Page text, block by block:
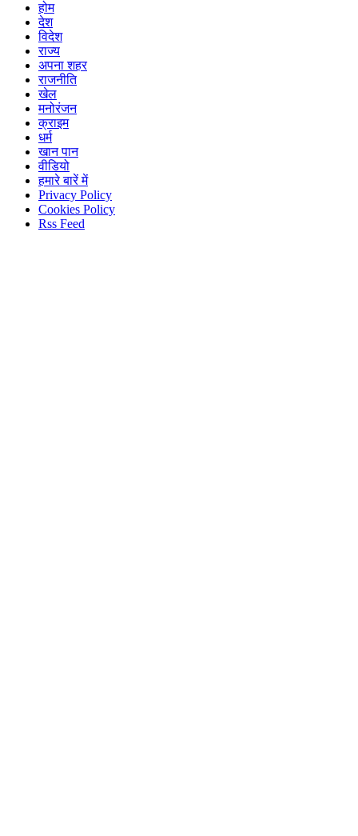
होम
देश
विदेश
राज्य
अपना शहर
राजनीति
खेल
मनोरंजन
क्राइम
धर्म
खान पान
वीडियो
हमारे बारें में
Privacy Policy
Cookies Policy
Rss Feed